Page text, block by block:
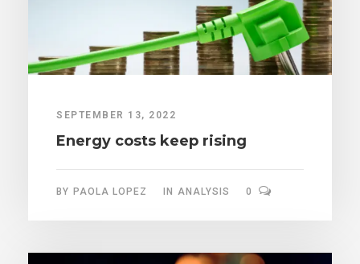
SEPTEMBER 13, 2022
Energy costs keep rising
BY PAOLA LOPEZ IN ANALYSIS 0